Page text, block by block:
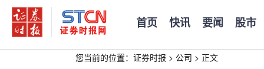
首页 快讯 要闻 股市
您当前的位置： 证券时报 > 公司 > 正文